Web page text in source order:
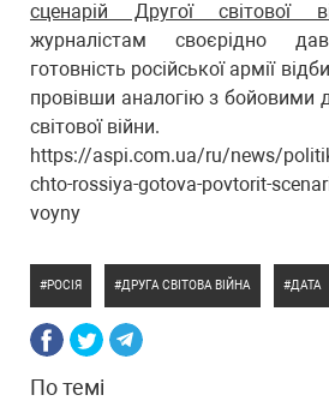
сценарій Другої світової
журналістам своєрідно
готовність російської армії
провівши аналогію з бойовими
світової війни.
https://aspi.com.ua/ru/news/
chto-rossiya-gotova-povtorit-
voyny
РОСІЯ ДРУГА СВІТОВА ВІЙНА ДАТА
По темі